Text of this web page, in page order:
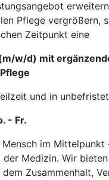
Pflege vergrößern,
Zeitpunkt eine
w/d) mit
und in
- Fr.
im Mittelpunkt
Medizin. Wir
Zusammenhalt,